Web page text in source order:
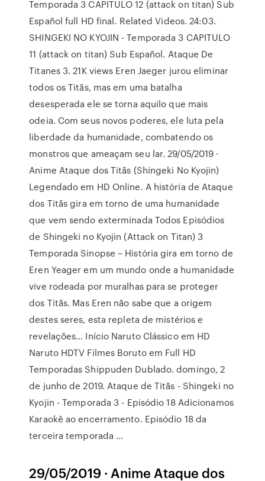
Temporada 3 CAPITULO 12 (attack on titan) Sub
Español full HD final. Related Videos. 24:03.
SHINGEKI NO KYOJIN - Temporada 3 CAPITULO
11 (attack on titan) Sub Español. Ataque De
Titanes 3. 21K views Eren Jaeger jurou eliminar
todos os Titãs, mas em uma batalha
desesperada ele se torna aquilo que mais
odeia. Com seus novos poderes, ele luta pela
liberdade da humanidade, combatendo os
monstros que ameaçam seu lar. 29/05/2019 ·
Anime Ataque dos Titãs (Shingeki No Kyojin)
Legendado em HD Online. A história de Ataque
dos Titãs gira em torno de uma humanidade
que vem sendo exterminada Todos Episódios
de Shingeki no Kyojin (Attack on Titan) 3
Temporada Sinopse – História gira em torno de
Eren Yeager em um mundo onde a humanidade
vive rodeada por muralhas para se proteger
dos Titãs. Mas Eren não sabe que a origem
destes seres, esta repleta de mistérios e
revelações… Início Naruto Clássico em HD
Naruto HDTV Filmes Boruto em Full HD
Temporadas Shippuden Dublado. domingo, 2
de junho de 2019. Ataque de Titãs - Shingeki no
Kyojin - Temporada 3 - Episódio 18 Adicionamos
Karaokê ao encerramento. Episódio 18 da
terceira temporada …
29/05/2019 · Anime Ataque dos